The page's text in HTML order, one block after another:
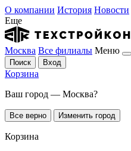
О компании История Новости
Еще
Москва Все филиалы Меню
Поиск Вход
Корзина
Ваш город — Москва?
Все верно Изменить город
Корзина